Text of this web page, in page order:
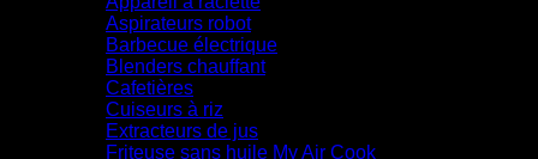
Aspirateurs robot
Barbecue électrique
Blenders chauffant
Cafetières
Cuiseurs à riz
Extracteurs de jus
Friteuse sans huile My Air Cook